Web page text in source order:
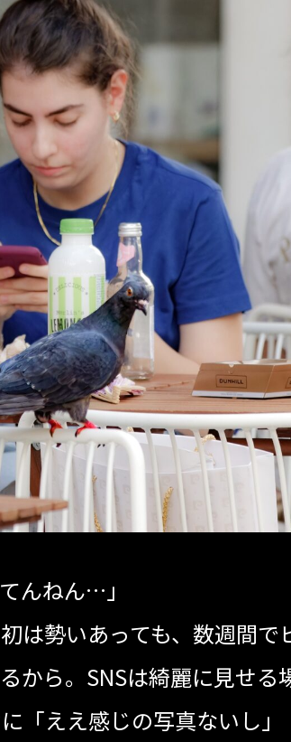
んねん…」
は勢いあっても、数週間
から。SNSは綺麗に見せ
「ええ感じの写真ないし